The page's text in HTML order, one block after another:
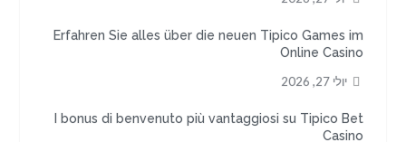
Erfahren Sie alles über die neuen Tipico Games im
Online Casino
יולי 27, 2026
I bonus di benvenuto più vantaggiosi su Tipico Bet
Casino